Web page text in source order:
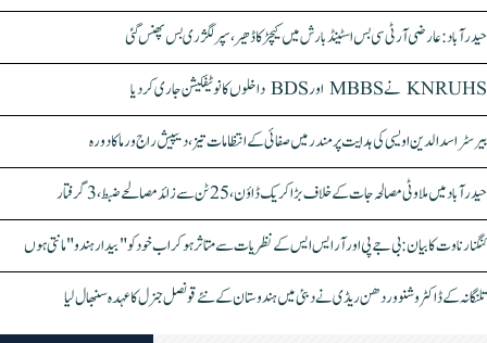
حیدرآباد: عارضی آر ٹی سی بس اسٹینڈ بارش میں کیچڑ کا ڈھیر، سپر لگژری بس پھنس گئی
KNRUHS نے MBBS اور BDS داخلوں کا نوٹیفکیشن جاری کر دیا
بیرسٹر اسدالدین اویسی کی ہدایت پر مندر میں صفائی کے انتظامات تیز، دیپیش راج ورما کا دورہ
حیدرآباد میں ملاوٹی مصالحہ جات کے خلاف بڑا کریک ڈاؤن، 25 ٹن سے زائد مصالحے ضبط، 3 گرفتار
کنگنا رناوت کا بیان: بی جے پی اور آر ایس ایس کے نظریات سے متاثر ہو کر اب خود کو "بیدار ہندو" مانتی ہوں
تلنگانہ کے ڈاکٹر وشنو وردھن ریڈی نے دبئی میں ہندوستان کے نئے قونصل جنرل کا عہدہ سنبھال لیا